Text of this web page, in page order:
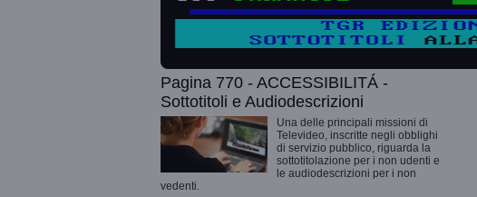
Pagina 770 - ACCESSIBILITÁ -
Sottotitoli e Audiodescrizioni
Una delle principali missioni di
Televideo, inscritte negli obblighi
di servizio pubblico, riguarda la
sottotitolazione per i non udenti e
le audiodescrizioni per i non
vedenti.